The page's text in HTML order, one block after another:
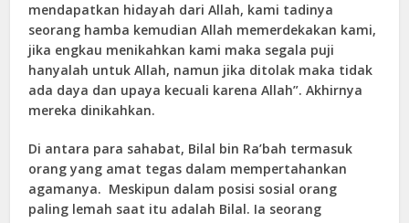
mendapatkan hidayah dari Allah, kami tadinya
seorang hamba kemudian Allah memerdekakan kami,
jika engkau menikahkan kami maka segala puji
hanyalah untuk Allah, namun jika ditolak maka tidak
ada daya dan upaya kecuali karena Allah”. Akhirnya
mereka dinikahkan.
Di antara para sahabat, Bilal bin Ra’bah termasuk
orang yang amat tegas dalam mempertahankan
agamanya. Meskipun dalam posisi sosial orang
paling lemah saat itu adalah Bilal. Ia seorang